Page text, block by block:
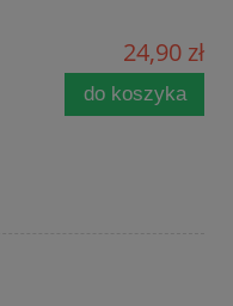
24,90 zł
do koszyka